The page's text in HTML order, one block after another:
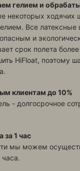
гелием и
некоторых ходячих
Все
и
срок полета
HiFloat, поэтому
клиентам до 10%
- долгосрочное
за 1 час
мы можем